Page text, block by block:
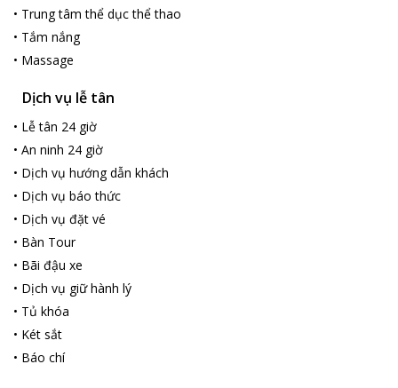
• Trung tâm thể dục thể thao
• Tắm nắng
• Massage
Dịch vụ lễ tân
• Lễ tân 24 giờ
• An ninh 24 giờ
• Dịch vụ hướng dẫn khách
• Dịch vụ báo thức
• Dịch vụ đặt vé
• Bàn Tour
• Bãi đậu xe
• Dịch vụ giữ hành lý
• Tủ khóa
• Két sắt
• Báo chí